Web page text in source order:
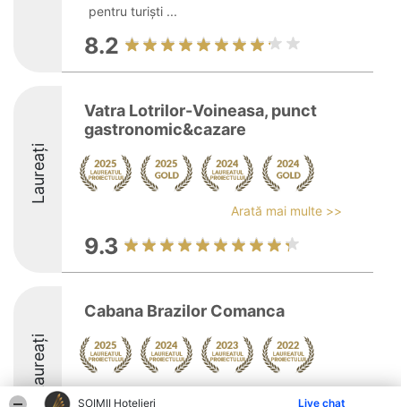
ȘOIMII Hotelieri Live chat
pentru turiști ...
8.2
Laureați
Vatra Lotrilor-Voineasa, punct
gastronomic&cazare
Arată mai multe >>
9.3
Laureați
Cabana Brazilor Comanca